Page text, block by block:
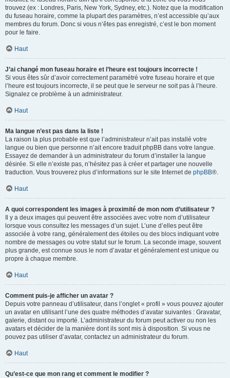
trouvez (ex : Londres, Paris, New York, Sydney, etc.). Notez que la modification
du fuseau horaire, comme la plupart des paramètres, n’est accessible qu’aux
membres du forum. Donc si vous n’êtes pas enregistré, c’est le bon moment
pour le faire.
Haut
J’ai changé mon fuseau horaire et l’heure est toujours incorrecte !
Si vous êtes sûr d’avoir correctement paramétré votre fuseau horaire et que
l’heure est toujours incorrecte, il se peut que le serveur ne soit pas à l’heure.
Signalez ce problème à un administrateur.
Haut
Ma langue n’est pas dans la liste !
La raison la plus probable est que l’administrateur n’ait pas installé votre
langue ou bien que personne n’ait encore traduit phpBB dans votre langue.
Essayez de demander à un administrateur du forum d’installer la langue
désirée. Si elle n’existe pas, n’hésitez pas à créer et partager une nouvelle
traduction. Vous trouverez plus d’informations sur le site Internet de phpBB®.
Haut
A quoi correspondent les images à proximité de mon nom d’utilisateur ?
Il y a deux images qui peuvent être associées avec votre nom d’utilisateur
lorsque vous consultez les messages d’un sujet. L’une d’elles peut être
associée à votre rang, généralement des étoiles ou des blocs indiquant votre
nombre de messages ou votre statut sur le forum. La seconde image, souvent
plus grande, est connue sous le nom d’avatar et généralement est unique ou
propre à chaque membre.
Haut
Comment puis-je afficher un avatar ?
Depuis votre panneau d’utilisateur, dans l’onglet « profil » vous pouvez ajouter
un avatar en utilisant l’une des quatre méthodes d’avatar suivantes : Gravatar,
galerie, distant ou importé. L’administrateur du forum peut activer ou non les
avatars et décider de la manière dont ils sont mis à disposition. Si vous ne
pouvez pas utiliser d’avatar, contactez un administrateur du forum.
Haut
Qu’est-ce que mon rang et comment le modifier ?